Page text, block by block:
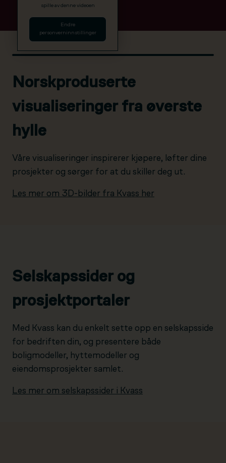
spille av denne videoen
Endre
personverninnstillinger
Norskproduserte
visualiseringer fra øverste
hylle
Våre visualiseringer inspirerer kjøpere, løfter dine
prosjekter og sørger for at du skiller deg ut.
Les mer om 3D-bilder fra Kvass her
Selskapssider og
prosjektportaler
Med Kvass kan du enkelt sette opp en selskapsside
for bedriften din, og presentere både
boligmodeller, hyttemodeller og
eiendomsprosjekter samlet.
Les mer om selskapssider i Kvass